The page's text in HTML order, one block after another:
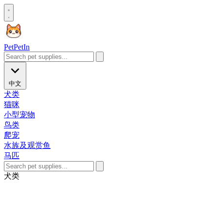
PetPetIn
中文
犬类
猫咪
小型宠物
鸟类
爬宠
水族及观赏鱼
马匹
犬类